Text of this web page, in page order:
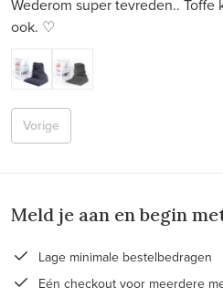
Wederom super tevreden..
ook. ♡
Vorige
Meld je aan en begin
Lage minimale bestelbedragen
Eén checkout voor meerdere